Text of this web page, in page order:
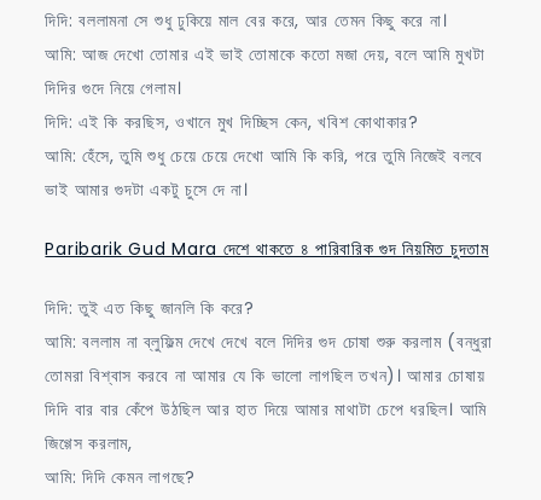
দিদি: বললামনা সে শুধু ঢুকিয়ে মাল বের করে, আর তেমন কিছু করে না।
আমি: আজ দেখো তোমার এই ভাই তোমাকে কতো মজা দেয়, বলে আমি মুখটা
দিদির গুদে নিয়ে গেলাম।
দিদি: এই কি করছিস, ওখানে মুখ দিচ্ছিস কেন, খবিশ কোথাকার?
আমি: হেঁসে, তুমি শুধু চেয়ে চেয়ে দেখো আমি কি করি, পরে তুমি নিজেই বলবে
ভাই আমার গুদটা একটু চুসে দে না।
Paribarik Gud Mara দেশে থাকতে ৪ পারিবারিক গুদ নিয়মিত চুদতাম
দিদি: তুই এত কিছু জানলি কি করে?
আমি: বললাম না ব্লুফিল্ম দেখে দেখে বলে দিদির গুদ চোষা শুরু করলাম (বন্ধুরা
তোমরা বিশ্বাস করবে না আমার যে কি ভালো লাগছিল তখন)। আমার চোষায়
দিদি বার বার কেঁপে উঠছিল আর হাত দিয়ে আমার মাথাটা চেপে ধরছিল। আমি
জিগ্গেস করলাম,
আমি: দিদি কেমন লাগছে?